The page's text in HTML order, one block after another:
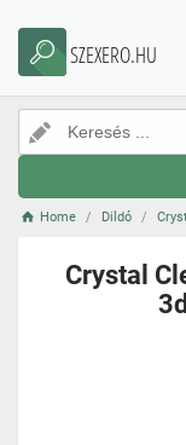
SZEXERO.HU
Home Dildó
Crystal